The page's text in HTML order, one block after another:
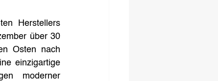
Herstellers
über 30
Osten nach
einzigartige
moderner